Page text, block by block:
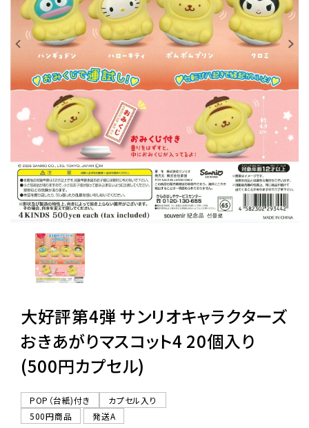
カプセルトイ
販促用空カプセル
レンタル
景品・玩具・文具
販促用カプセルトイ
よくあるご質問
06-6282-7659
大好評第4弾 サンリオキャラクターズ
おきあがりマスコット4 20個入り
(500円カプセル)
POP（台紙)付き
カプセル入り
500円商品
発送A